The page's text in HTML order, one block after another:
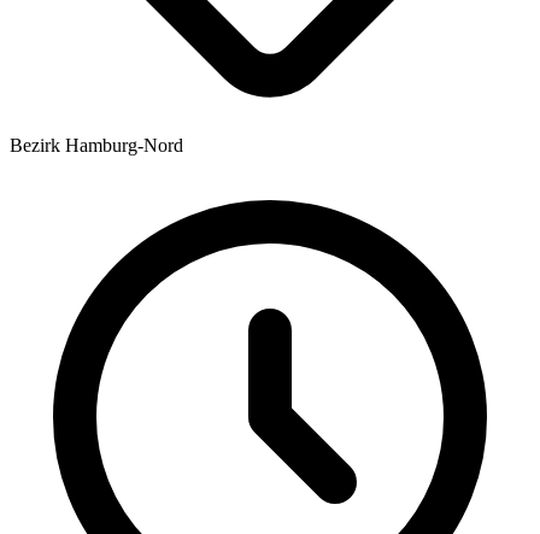
Bezirk Hamburg-Nord